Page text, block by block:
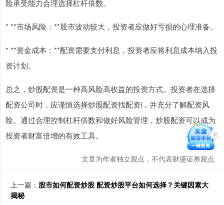
险承受能力合理选择杠杆倍数。
* **市场风险：**股市波动较大，投资者应做好亏损的心理准备。
* **资金成本：**配资需要支付利息，投资者应将利息成本纳入投
资计划。
总之，炒股配资是一种高风险高收益的投资方式。投资者在选择
配资公司时，应谨慎选择炒股配资找配资i，并充分了解配资风
险。通过合理控制杠杆倍数和做好风险管理，炒股配资可以成为
投资者财富倍增的有效工具。
文章为作者独立观点，不代表财盛证券观点
上一篇： 股市如何配资炒股 配资炒股平台如何选择？关键因素大
揭秘